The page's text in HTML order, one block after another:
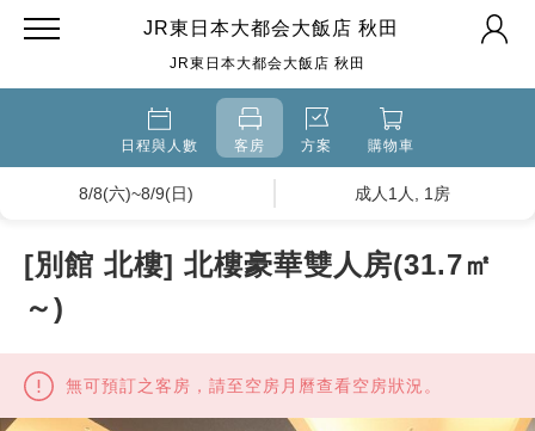
JR東日本大都会大飯店 秋田
JR東日本大都会大飯店 秋田
日程與人數 客房 方案 購物車
8/8(六)~8/9(日) 成人1人, 1房
[別館 北樓] 北樓豪華雙人房(31.7㎡
～)
無可預訂之客房，請至空房月曆查看空房狀況。